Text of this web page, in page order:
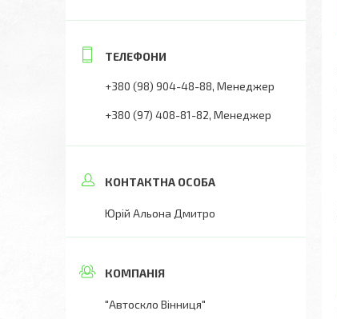
+380 (98) 904-48-88 Менеджер
+380 (97) 408-81-82 Менеджер
Юрій Альона Дмитро
"Автоскло Вінниця"